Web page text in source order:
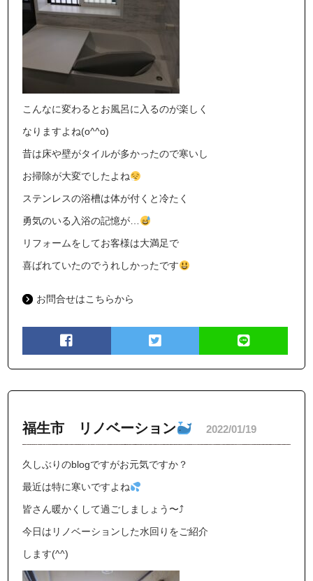
こんなに変わるとお風呂に入るのが楽しく
なりますよね(o^^o)
昔は床や壁がタイルが多かったので寒いし
お掃除が大変でしたよね
ステンレスの浴槽は体が付くと冷たく
勇気のいる入浴の記憶が…
リフォームをしてお客様は大満足で
喜ばれていたのでうれしかったです
お問合せはこちらから
福生市 リノベーション 2022/01/19
久しぶりのblogですがお元気ですか？
最近は特に寒いですよね
皆さん暖かくして過ごしましょう〜⤴︎
今日はリノベーションした水回りをご紹介
します(^^)